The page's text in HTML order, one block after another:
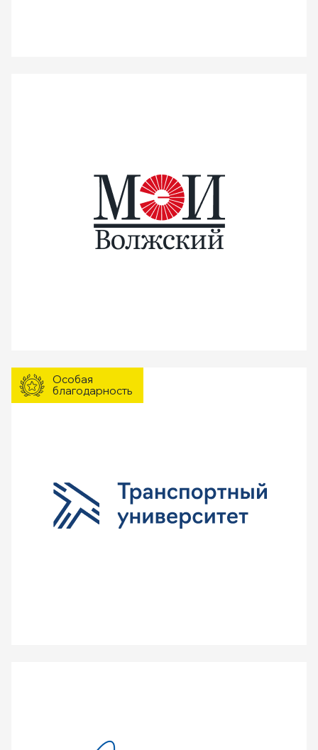
Особая
благодарность